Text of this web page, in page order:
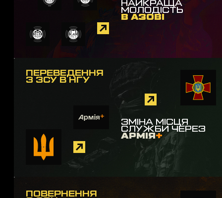
НАЙКРАЩА
МОЛОДІСТЬ
В АЗОВІ
ПЕРЕВЕДЕННЯ
З ЗСУ В НГУ
ЗМІНА МІСЦЯ
СЛУЖБИ ЧЕРЕЗ
АРМІЯ +
ПОВЕРНЕННЯ